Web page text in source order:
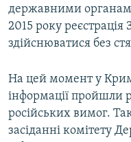
державними
2015 року
здійснюватися без
На цей момент у
інформації пройшли
російських вимог.
засіданні комітету